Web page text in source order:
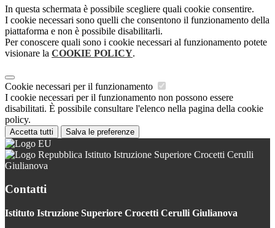
In questa schermata è possibile scegliere quali cookie consentire.
I cookie necessari sono quelli che consentono il funzionamento della
piattaforma e non è possibile disabilitarli.
Per conoscere quali sono i cookie necessari al funzionamento potete
visionare la COOKIE POLICY.
Cookie necessari per il funzionamento
I cookie necessari per il funzionamento non possono essere
disabilitati. È possibile consultare l'elenco nella pagina della cookie
policy.
Accetta tutti Salva le preferenze
Istituto Istruzione Superiore Crocetti Cerulli
Giulianova
Contatti
Istituto Istruzione Superiore Crocetti Cerulli Giulianova